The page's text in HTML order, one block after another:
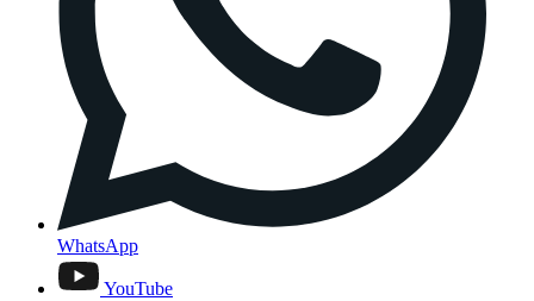
WhatsApp
YouTube